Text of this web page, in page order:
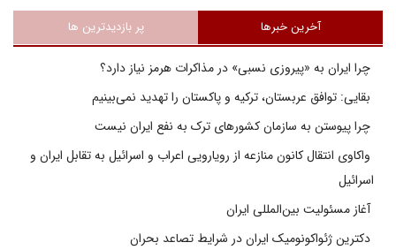
آخرین خبرها پر بازدیدترین ها
چرا ایران به «پیروزی نسبی» در مذاکرات هرمز نیاز دارد؟
بقایی: توافق عربستان، ترکیه و پاکستان را تهدید نمی‌بینیم
چرا پیوستن به سازمان کشورهای ترک به نفع ایران نیست
واکاوی انتقال کانون منازعه از رویارویی اعراب و اسرائیل به تقابل ایران و
اسرائیل
آغاز مسئولیت بین‌المللی ایران
دکترین ژئواکونومیک ایران در شرایط تصاعد بحران